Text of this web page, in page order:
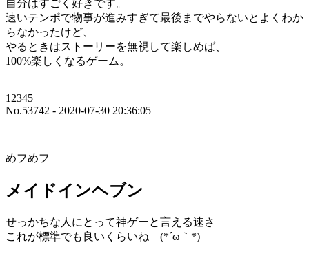
自分はすごく好きです。
速いテンポで物事が進みすぎて最後までやらないとよくわか
らなかったけど、
やるときはストーリーを無視して楽しめば、
100%楽しくなるゲーム。
12345
No.53742 - 2020-07-30 20:36:05
めフめフ
メイドインヘブン
せっかちな人にとって神ゲーと言える速さ
これが標準でも良いくらいね (*´ω｀*)